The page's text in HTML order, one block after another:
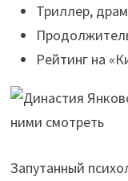
Триллер,
Рейтинг на
Запутанный